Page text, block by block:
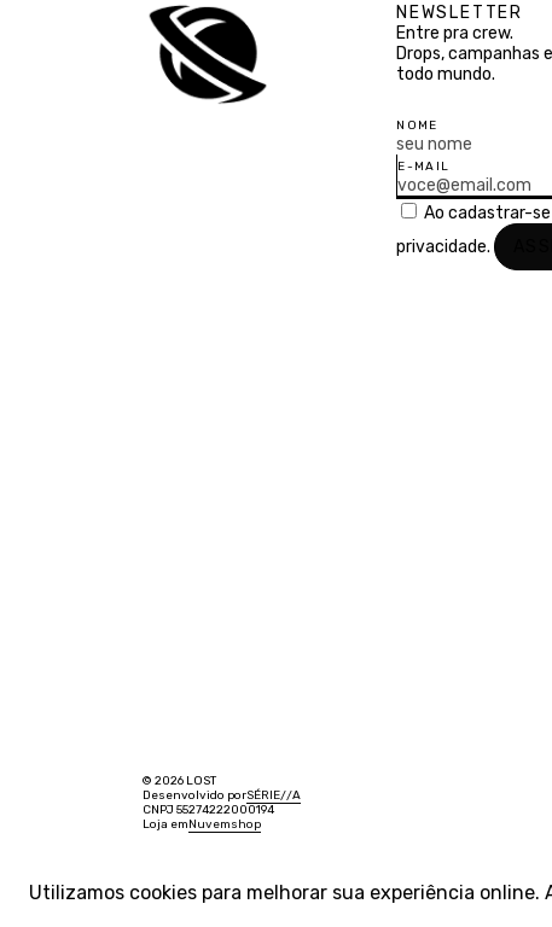
NEWSLETTER
Entre pra crew.
Drops, campanhas
todo mundo.
NOME
E-MAIL
Ao cadastrar-
privacidade.
© 2026 LOST
Desenvolvido porSÉRIE//A
CNPJ 55274222000194
Loja emNuvemshop
Utilizamos cookies para melhorar sua experiência